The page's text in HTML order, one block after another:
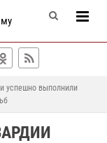
успешно выполнили